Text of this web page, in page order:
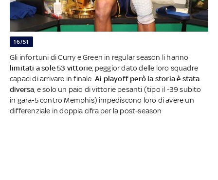
16/51
Gli infortuni di Curry e Green in regular season li hanno
limitati a sole 53 vittorie , peggior dato delle loro squadre
capaci di arrivare in finale. Ai playoff però la storia è stata
diversa , e solo un paio di vittorie pesanti (tipo il -39 subito
in gara-5 contro Memphis) impediscono loro di avere un
differenziale in doppia cifra per la post-season